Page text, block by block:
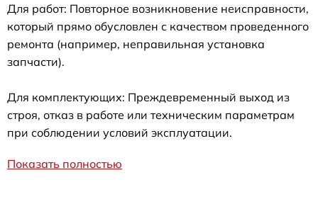
Для работ: Повторное возникновение неисправности,
который прямо обусловлен с качеством проведенного
ремонта (например, неправильная установка
запчасти).
Для комплектующих: Преждевременный выход из
строя, отказ в работе или техническим параметрам
при соблюдении условий эксплуатации.
Показать полностью